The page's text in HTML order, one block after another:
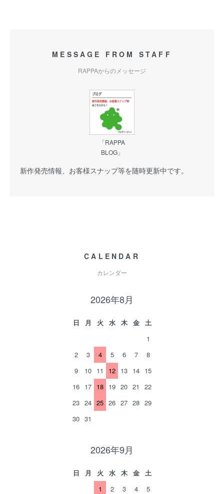
MESSAGE FROM STAFF
RAPPAからのメッセージ
「RAPPA
BLOG」
新作発売情報、お客様スナップ等を随時更新中です。
CALENDAR
カレンダー
2026年8月
日 月 火 水 木 金
土
1
2
3 4 5 6 7
8
9
10 11 12 13 14 15
16 17 18 19 20 21
22
23 24 25 26 27 28 29
30 31
2026年9月
日 月 火 水 木 金
土
1
2 3 4
5